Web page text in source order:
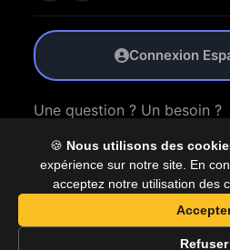
🍪 Nous utilisons des
expérience sur notre site. En
acceptez notre utilisation des
Refuser
Connexion
Une question ? Un besoin ?
Nous
© 2026 Coproly. Tous